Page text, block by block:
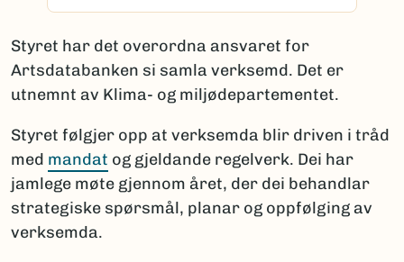
Styret har det overordna ansvaret for
Artsdatabanken si samla verksemd. Det er
utnemnt av Klima- og miljødepartementet.
Styret følgjer opp at verksemda blir driven i tråd
med mandat og gjeldande regelverk. Dei har
jamlege møte gjennom året, der dei behandlar
strategiske spørsmål, planar og oppfølging av
verksemda.